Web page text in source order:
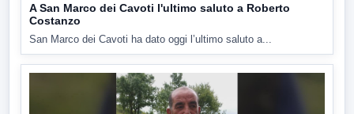
A San Marco dei Cavoti l'ultimo saluto a Roberto
Costanzo
San Marco dei Cavoti ha dato oggi l’ultimo saluto a...